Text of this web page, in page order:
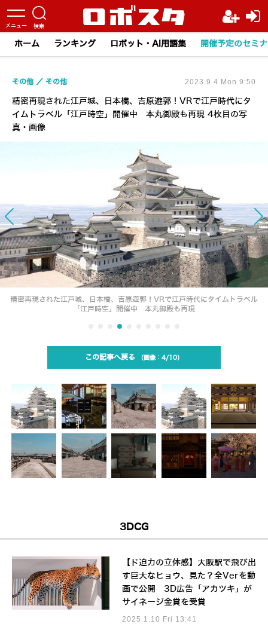
ホーム ランキング ロボット・AI用語集 開催予定のセミ
精密再現された江戸城、日本橋、吉原遊郭！VRで江戸時代にタ
イムトラベル「江戸時空」開催中 本丸御殿も再現 4枚目の写
真・画像
その他 その他 2023.9.4 Mon 9:50
精密再現された江戸城、日本橋、吉原遊郭！VRで江戸時代にタイムトラベル
「江戸時空」開催中 本丸御殿も再現
この記事へ戻る 4/10
3DCG
【ド迫力の立体感】大阪駅で飛び出
す巨大なヒョウ、見た？全Verを動
画で公開 3D広告「アカツキ」が
サイネージ金賞を受賞
2025.1.10 Fri 13:41